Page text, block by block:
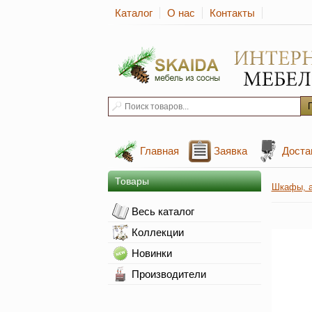
Каталог О нас Контакты
Главная Заявка
Товары
Весь каталог
Коллекции
Новинки
Производители
Шкафы,